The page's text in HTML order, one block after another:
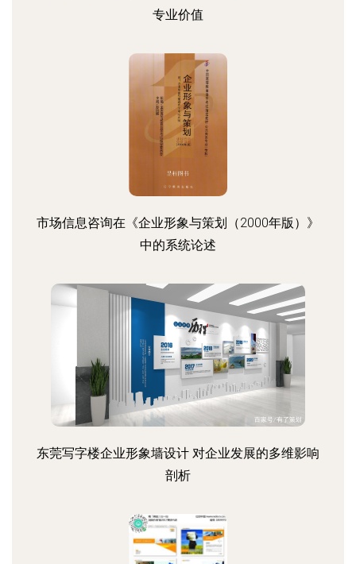
专业价值
市场信息咨询在《企业形象与策划（2000年版）》
中的系统论述
东莞写字楼企业形象墙设计 对企业发展的多维影响
剖析